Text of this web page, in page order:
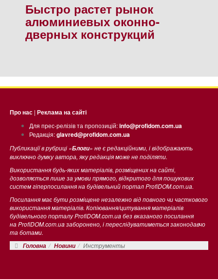
Быстро растет рынок
алюминиевых оконно-
дверных конструкций
Про нас | Реклама на сайті
Для прес-релізів та пропозицій:info@profidom.com.ua
Редакція:glavred@profidom.com.ua
Публикації в рубриці «Блоги» не є редакційними, і відображають
виключно думку автора, яку редакція може не поділяти.
Використання будь-яких матеріалів, розміщених на сайті,
дозволяється лише за умови прямого, відкритого для пошукових
систем гіперпосилання на будівельний портал ProfiDOM.com.ua.
Посилання має бути розміщене незалежно від повного чи часткового
використання матеріалів. Копіювання/цитування матеріалів
будівельного порталу ProfiDOM.com.ua без вказаного посилання
на ProfiDOM.com.ua заборонено, і переслідуватиметься законодавчо
та ботами.
Головна
Новини Инструменты